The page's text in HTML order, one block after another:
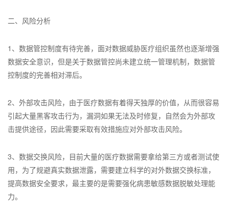
二、风险分析
1、数据管控制度有待完善，面对数据威胁医疗组织虽然也逐渐增强
数据安全意识，但是关于数据管控尚未建立统一管理机制，数据管
控制度的完善相对滞后。
2、外部攻击风险，由于医疗数据有着得天独厚的价值，从而很容易
引起大量黑客攻击行为，漏洞如果无法及时修复，自然会为外部攻
击提供途径，因此需要采取有效措施应对外部攻击风险。
3、数据交换风险，目前大量的医疗数据需要拿给第三方或者测试使
用，为了规避真实数据泄露，需要建立科学的对外数据交换标准，
提高数据安全要求，最主要的是需要强化病患敏感数据脱敏处理能
力。